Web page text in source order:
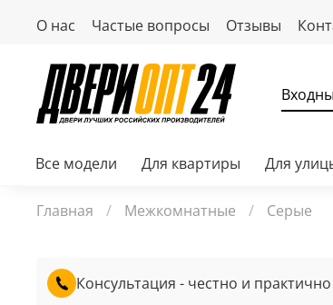
О нас Частые вопросы Отзывы
Все модели Для квартиры Для
Главная Межкомнатные Серые
Консультация - честно и практично